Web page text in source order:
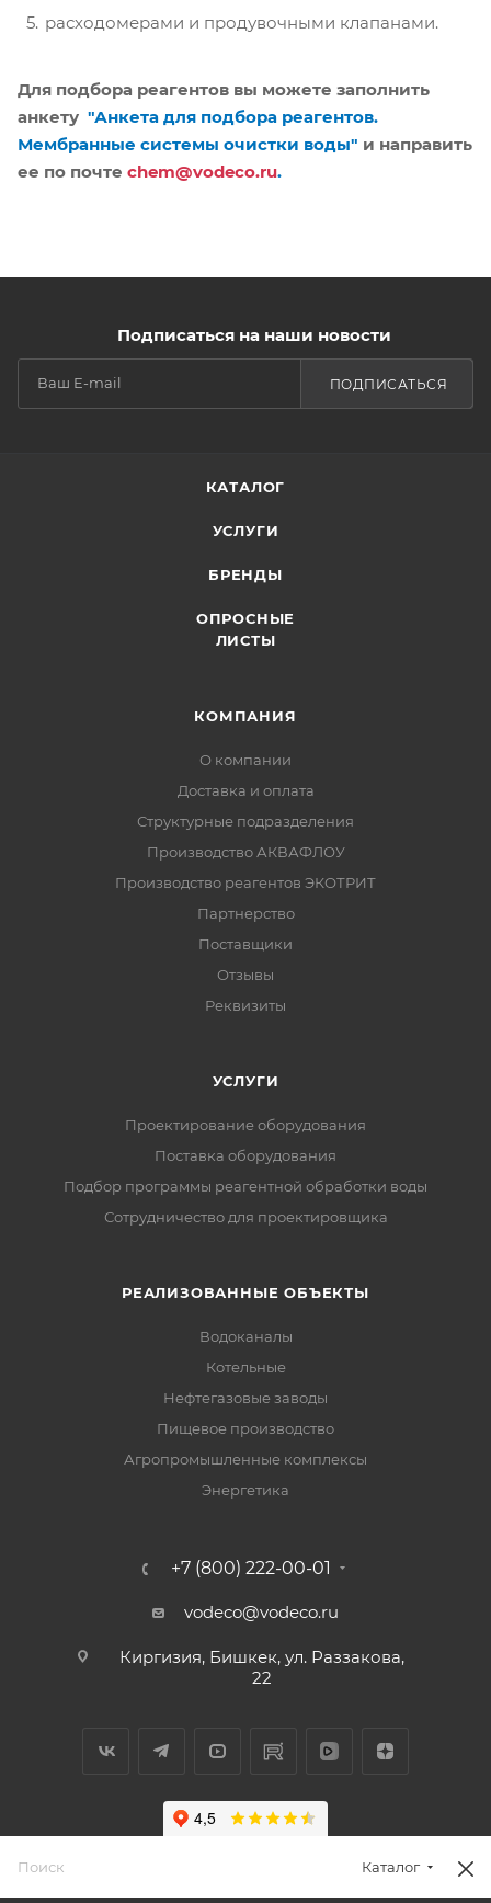
расходомерами и продувочными клапанами.
Для подбора реагентов вы можете заполнить
анкету "Анкета для подбора реагентов.
Мембранные системы очистки воды" и направить
ее по почте chem@vodeco.ru.
Подписаться на наши новости
ПОДПИСАТЬСЯ
КАТАЛОГ
УСЛУГИ
БРЕНДЫ
ОПРОСНЫЕ
ЛИСТЫ
КОМПАНИЯ
О компании
Доставка и оплата
Структурные подразделения
Производство АКВАФЛОУ
Производство реагентов ЭКОТРИТ
Партнерство
Поставщики
Отзывы
Реквизиты
УСЛУГИ
Проектирование оборудования
Поставка оборудования
Подбор программы реагентной обработки воды
Сотрудничество для проектировщика
РЕАЛИЗОВАННЫЕ ОБЪЕКТЫ
Водоканалы
Котельные
Нефтегазовые заводы
Пищевое производство
Агропромышленные комплексы
Энергетика
+7 (800) 222-00-01
vodeco@vodeco.ru
Киргизия, Бишкек, ул. Раззакова,
22
Каталог